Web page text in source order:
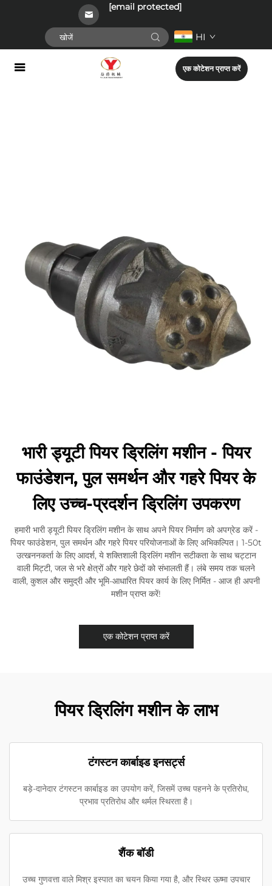
[email protected]
HI
एक कोटेशन प्राप्त करें
भारी ड्यूटी पियर ड्रिलिंग मशीन - पियर
फाउंडेशन, पुल समर्थन और गहरे पियर के
लिए उच्च-प्रदर्शन ड्रिलिंग उपकरण
हमारी भारी ड्यूटी पियर ड्रिलिंग मशीन के साथ अपने पियर निर्माण को अपग्रेड करें -
पियर फाउंडेशन, पुल समर्थन और गहरे पियर परियोजनाओं के लिए अभिकल्पित। 1-50t
उत्खननकर्ता के लिए आदर्श, ये शक्तिशाली ड्रिलिंग मशीन सटीकता के साथ चट्टान
वाली मिट्टी, जल से भरे क्षेत्रों और गहरे छेदों को संभालती हैं। लंबे समय तक चलने
वाली, कुशल और समुद्री और भूमि-आधारित पियर कार्य के लिए निर्मित - आज ही अपनी
मशीन प्राप्त करें!
एक कोटेशन प्राप्त करें
पियर ड्रिलिंग मशीन के लाभ
टंगस्टन कार्बाइड इनसर्ट्स
बड़े-दानेदार टंगस्टन कार्बाइड का उपयोग करें, जिसमें उच्च पहनने के प्रतिरोध,
प्रभाव प्रतिरोध और थर्मल स्थिरता है।
शैंक बॉडी
उच्च गुणवत्ता वाले मिश्र इस्पात का चयन किया गया है, और स्थिर ऊष्मा उपचार